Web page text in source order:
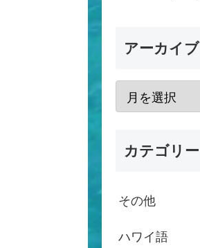
アーカイブ
カテゴリー
その他
ハワイ語